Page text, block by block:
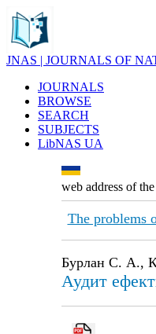
JNAS | JOURNALS OF
JOURNALS
BROWSE
SEARCH
SUBJECTS
LibNAS UA
web address of
The problems
Бурлан С. А.,
Аудит